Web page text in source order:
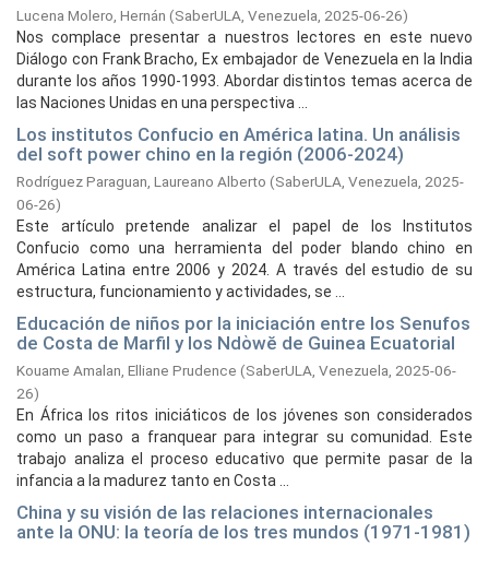
Lucena Molero, Hernán (SaberULA, Venezuela, 2025-06-26)
Nos complace presentar a nuestros lectores en este nuevo
Diálogo con Frank Bracho, Ex embajador de Venezuela en la India
durante los años 1990-1993. Abordar distintos temas acerca de
las Naciones Unidas en una perspectiva ...
Los institutos Confucio en América latina. Un análisis
del soft power chino en la región (2006-2024)
Rodríguez Paraguan, Laureano Alberto (SaberULA, Venezuela, 2025-
06-26)
Este artículo pretende analizar el papel de los Institutos
Confucio como una herramienta del poder blando chino en
América Latina entre 2006 y 2024. A través del estudio de su
estructura, funcionamiento y actividades, se ...
Educación de niños por la iniciación entre los Senufos
de Costa de Marfil y los Ndὸwĕ de Guinea Ecuatorial
Kouame Amalan, Elliane Prudence (SaberULA, Venezuela, 2025-06-
26)
En África los ritos iniciáticos de los jóvenes son considerados
como un paso a franquear para integrar su comunidad. Este
trabajo analiza el proceso educativo que permite pasar de la
infancia a la madurez tanto en Costa ...
China y su visión de las relaciones internacionales
ante la ONU: la teoría de los tres mundos (1971-1981)